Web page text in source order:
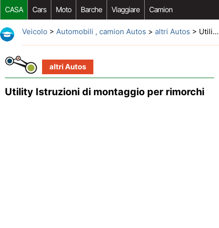
CASA Cars Moto Barche Viaggiare Camion
Riparazione Auto Acquisto Auto Car Opzioni Aftermarket
Veicolo > Automobili , camion Autos > altri Autos > Utility Istruzioni di montaggio per rimorchi
altri Autos
Utility Istruzioni di montaggio per rimorchi